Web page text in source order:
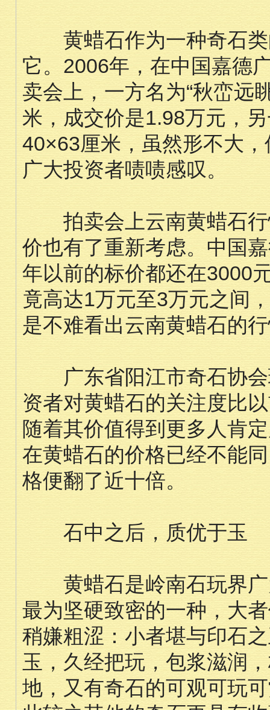
黄蜡石作为一种奇石类
它。2006年，在中国嘉德
卖会上，一方名为“秋峦远
米，成交价是1.98万元，
40×63厘米，虽然形不大
广大投资者啧啧感叹。
拍卖会上云南黄蜡石行
价也有了重新考虑。中国
年以前的标价都还在3000
竟高达1万元至3万元之间
是不难看出云南黄蜡石的
广东省阳江市奇石协会
资者对黄蜡石的关注度比
随着其价值得到更多人肯
在黄蜡石的价格已经不能
格便翻了近十倍。
石中之后，质优于玉
黄蜡石是岭南石玩界广
最为坚硬致密的一种，大
稍嫌粗涩：小者堪与印石
玉，久经把玩，包浆滋润
地，又有奇石的可观可玩